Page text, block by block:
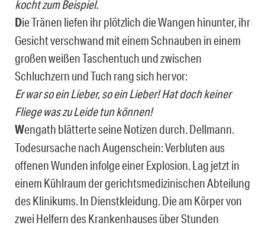
kocht zum Beispiel.
Die Tränen liefen ihr plötzlich die Wangen hinunter, ihr
Gesicht verschwand mit einem Schnauben in einem
großen weißen Taschentuch und zwischen
Schluchzern und Tuch rang sich hervor:
Er war so ein Lieber, so ein Lieber! Hat doch keiner
Fliege was zu Leide tun können!
Wengath blätterte seine Notizen durch. Dellmann.
Todesursache nach Augenschein: Verbluten aus
offenen Wunden infolge einer Explosion. Lag jetzt in
einem Kühlraum der gerichtsmedizinischen Abteilung
des Klinikums. In Dienstkleidung. Die am Körper von
zwei Helfern des Krankenhauses über Stunden